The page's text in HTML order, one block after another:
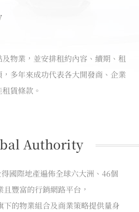
物業，並安排租約內容、續期、租
多年來成功代表各大開發商、企業
賃條款。
Authority
國際地產遍佈全球六大洲、46個
且豐富的行銷網路平台，
下的物業組合及商業策略提供量身